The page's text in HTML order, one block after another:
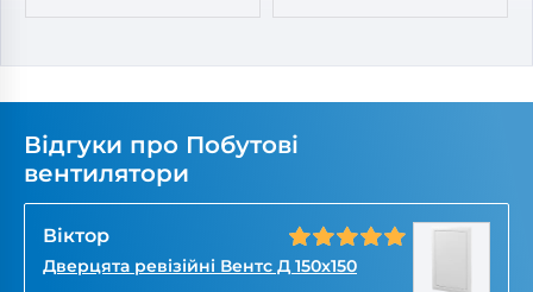
Відгуки про Побутові
вентилятори
Віктор
Дверцята ревізійні Вентс Д 150x150